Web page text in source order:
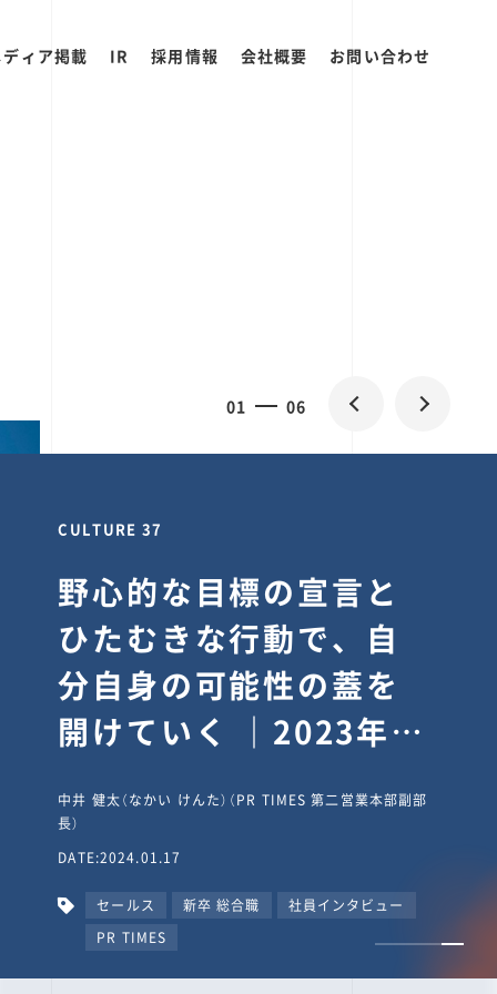
ィア掲載 IR 採用情報 会社概要 お問い合わせ
0 06
CULTURE 30
逆境では自分のスタン
スを変え“予想を裏切
り、期待を超える”【真
輔塾・前編】
山田真輔（やまだ しんすけ）（執行役員 兼 Jooto事業部
長）
DATE:2023.09.08
カルチャー CxO キャリア入社 Jooto